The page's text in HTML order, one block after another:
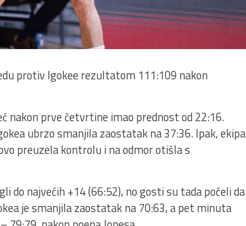
protiv Igokee rezultatom 111:109 nakon
nakon prve četvrtine imao prednost od 22:16.
ubrzo smanjila zaostatak na 37:36. Ipak, ekipa
preuzela kontrolu i na odmor otišla s
do najvećih +14 (66:52), no gosti su tada počeli da
je smanjila zaostatak na 70:63, a pet minuta